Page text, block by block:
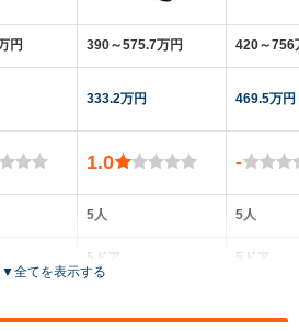
円 390～575.7万円
333.2万円
1.0
5人
5ドア
全高
420～756
469.5万円
-
5人
5ドア
全高
▼全てを表示する